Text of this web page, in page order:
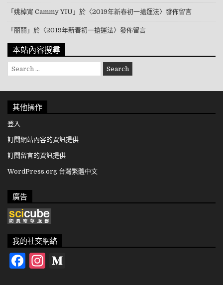
「 姚棹甯 Cammy YIU 」於〈2019年新春初一搶運法〉發佈留言
「 丽丽 」於〈2019年新春初一搶運法〉發佈留言
本站內容搜尋
Search for:
其他操作
登入
訂閱網站內容的資訊提供
訂閱留言的資訊提供
WordPress.org 台灣繁體中文
廣告
我的社交網絡
Facebook
Instagram